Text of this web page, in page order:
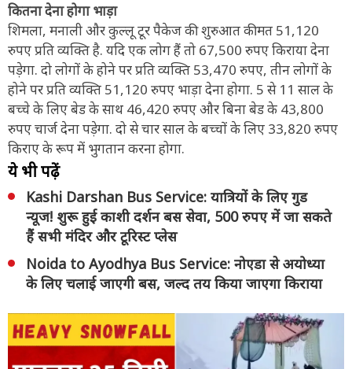
कितना देना होगा भाड़ा
शिमला, मनाली और कुल्लू टूर पैकेज की शुरुआत कीमत 51,120
रुपए प्रति व्यक्ति है. यदि एक लोग हैं तो 67,500 रुपए किराया देना
पड़ेगा. दो लोगों के होने पर प्रति व्यक्ति 53,470 रुपए, तीन लोगों के
होने पर प्रति व्यक्ति 51,120 रुपए भाड़ा देना होगा. 5 से 11 साल के
बच्चे के लिए बेड के साथ 46,420 रुपए और बिना बेड के 43,800
रुपए चार्ज देना पड़ेगा. दो से चार साल के बच्चों के लिए 33,820 रुपए
किराए के रूप में भुगतान करना होगा.
ये भी पढ़ें
Kashi Darshan Bus Service: यात्रियों के लिए गुड
न्यूज! शुरू हुई काशी दर्शन बस सेवा, 500 रुपए में जा सकते
हैं सभी मंदिर और टूरिस्ट प्लेस
Noida to Ayodhya Bus Service: नोएडा से अयोध्या
के लिए चलाई जाएगी बस, जल्द तय किया जाएगा किराया